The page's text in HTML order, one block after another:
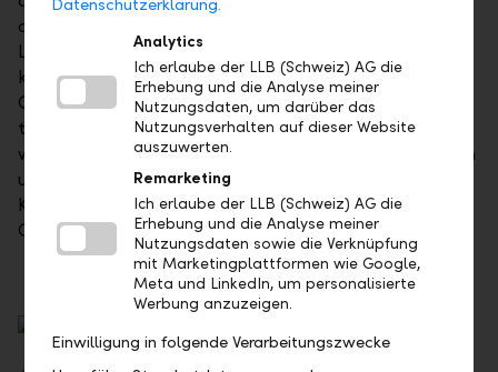
das Intermediär-Angebot LLB Xpert Views bis hin zu
LLB Quotes und zum LLB-Online-Geschäftsbericht",
kommentiert Kurt Mäder, Group Chief Operating
Officer der LLB-Gruppe. Er ergänzt: "Inhaltlich,
technisch und formal bieten wir unseren Kunden
wegweisende Lösungen. Sie bilden die Grundlage, um
unsere digitalen Dienstleistungen konsequent auf die
Kundenbedürfnisse auszurichten und die
Geschäftsprozesse durchgängig zu optimieren."
Datenschutzerklärung.
Analytics
Ich erlaube der LLB (Schweiz) AG die
Erhebung und die Analyse meiner
Nutzungsdaten, um darüber das
Nutzungsverhalten auf dieser Website
auszuwerten.
Remarketing
Ich erlaube der LLB (Schweiz) AG die
Erhebung und die Analyse meiner
Nutzungsdaten sowie die Verknüpfung
mit Marketingplattformen wie Google,
Meta und LinkedIn, um personalisierte
Werbung anzuzeigen.
Einwilligung in folgende Verarbeitungszwecke